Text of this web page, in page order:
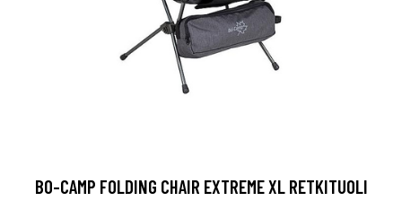
BO-CAMP FOLDING CHAIR EXTREME XL RETKITUOLI